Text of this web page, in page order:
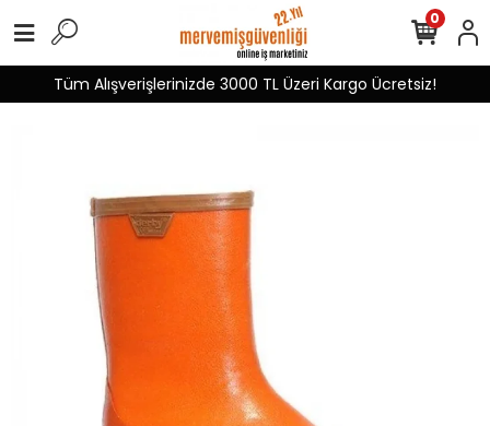
Tüm Alışverişlerinizde 3000 TL Üzeri Kargo Ücretsiz!
0